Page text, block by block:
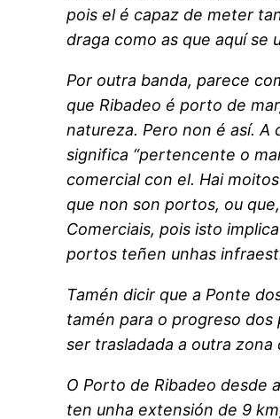
pois el é capaz de meter
draga como as que aquí se
Por outra banda, parece
que Ribadeo é porto de
natureza. Pero non é así. A
significa “pertencente o
comercial con el. Hai
que non son portos, ou
Comerciais, pois isto
portos teñen unhas
Tamén dicir que a Ponte
tamén para o progreso
ser trasladada a outra
O Porto de Ribadeo desde
ten unha extensión de 9